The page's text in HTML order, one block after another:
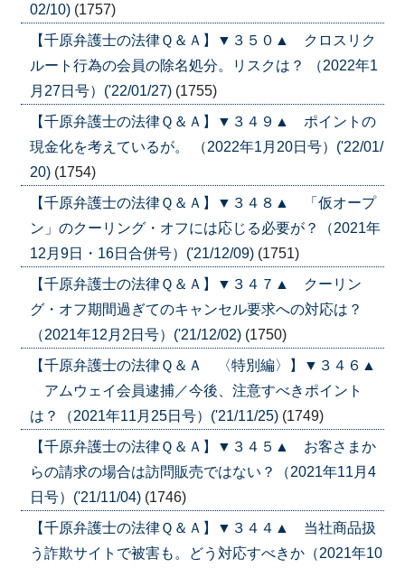
02/10) (1757)
【千原弁護士の法律Ｑ＆Ａ】▼３５０▲ クロスリク
ルート行為の会員の除名処分。リスクは？ （2022年1
月27日号）('22/01/27) (1755)
【千原弁護士の法律Ｑ＆Ａ】▼３４９▲ ポイントの
現金化を考えているが。 （2022年1月20日号）('22/01/
20) (1754)
【千原弁護士の法律Ｑ＆Ａ】▼３４８▲ 「仮オープ
ン」のクーリング・オフには応じる必要が？（2021年
12月9日・16日合併号）('21/12/09) (1751)
【千原弁護士の法律Ｑ＆Ａ】▼３４７▲ クーリン
グ・オフ期間過ぎてのキャンセル要求への対応は？
（2021年12月2日号）('21/12/02) (1750)
【千原弁護士の法律Ｑ＆Ａ 〈特別編〉】▼３４６▲
アムウェイ会員逮捕／今後、注意すべきポイント
は？（2021年11月25日号）('21/11/25) (1749)
【千原弁護士の法律Ｑ＆Ａ】▼３４５▲ お客さまか
らの請求の場合は訪問販売ではない？（2021年11月4
日号）('21/11/04) (1746)
【千原弁護士の法律Ｑ＆Ａ】▼３４４▲ 当社商品扱
う詐欺サイトで被害も。どう対応すべきか（2021年10